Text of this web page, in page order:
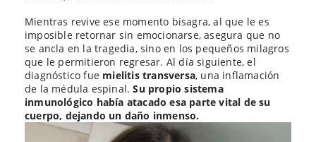
Mientras revive ese momento bisagra, al que le es
imposible retornar sin emocionarse, asegura que no
se ancla en la tragedia, sino en los pequeños milagros
que le permitieron regresar. Al día siguiente, el
diagnóstico fue mielitis transversa, una inflamación
de la médula espinal.Su propio sistema
inmunológico había atacado esa parte vital de su
cuerpo, dejando un daño inmenso.